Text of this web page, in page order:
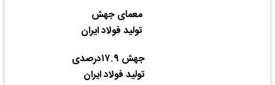
معمای جهش
تولید فولاد ایران
جهش ۱۷.۹درصدی
تولید فولاد ایران